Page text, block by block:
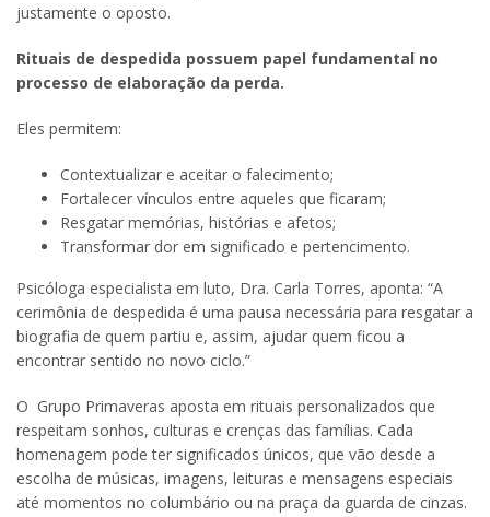
justamente o oposto.
Rituais de despedida possuem papel fundamental no
processo de elaboração da perda.
Eles permitem:
Contextualizar e aceitar o falecimento;
Fortalecer vínculos entre aqueles que ficaram;
Resgatar memórias, histórias e afetos;
Transformar dor em significado e pertencimento.
Psicóloga especialista em luto, Dra. Carla Torres, aponta: “A
cerimônia de despedida é uma pausa necessária para resgatar a
biografia de quem partiu e, assim, ajudar quem ficou a
encontrar sentido no novo ciclo.”
O Grupo Primaveras aposta em rituais personalizados que
respeitam sonhos, culturas e crenças das famílias. Cada
homenagem pode ter significados únicos, que vão desde a
escolha de músicas, imagens, leituras e mensagens especiais
até momentos no columbário ou na praça da guarda de cinzas.